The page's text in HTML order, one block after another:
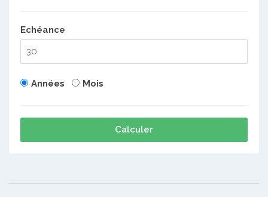
Echéance
Années Mois
Calculer